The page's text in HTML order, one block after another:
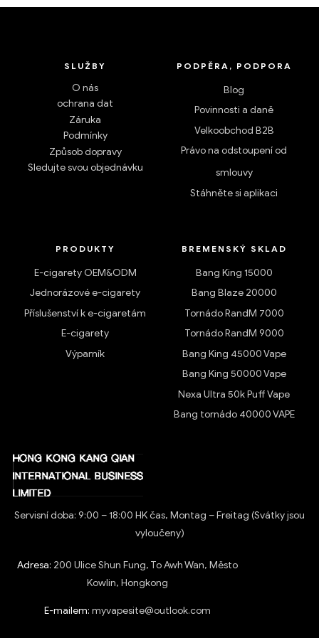
SLUŽBY
O nás
ochrana dat
Záruka
Podmínky
Způsob dopravy
Sledujte svou objednávku
PODPĚRA, PODPORA
Blog
Povinnosti a daně
Velkoobchod B2B
Právo na odstoupení od
smlouvy
Stáhněte si aplikaci
PRODUKTY
E-cigarety OEM&ODM
Jednorázové e-cigarety
Příslušenství k e-cigaretám
E-cigarety
Výparník
BREMENSKÝ SKLAD
Bang King 15000
Bang Blaze 20000
Tornádo RandM 7000
Tornádo RandM 9000
Bang King 45000 Vape
Bang King 50000 Vape
Nexa Ultra 50k Puff Vape
Bang tornádo 40000 VAPE
Servisní doba: 9:00 – 18:00 HK čas, Montag – Freitag (Svátky jsou
vyloučeny)
Adresa: 200 Ulice Shun Fung, To Awh Wan, Město
Kowlin, Hongkong
E-mailem: myvapesite@outlook.com